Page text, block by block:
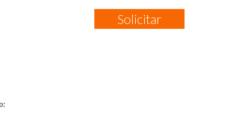
Solicitar